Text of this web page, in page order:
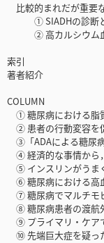
比較的まれだが重要
① SIADHの診断と
② 高カルシウム血
索引
著者紹介
COLUMN
① 糖尿病における脂
② 患者の行動変容を
③「ADAによる糖尿
④ 経済的な事情から
⑤ インスリンがうま
⑥ 糖尿病における高
⑦ 糖尿病でマルチモ
⑧ 糖尿病患者の渡航
⑨ プライマリ・ケア
⑩ 先端巨大症を疑っ